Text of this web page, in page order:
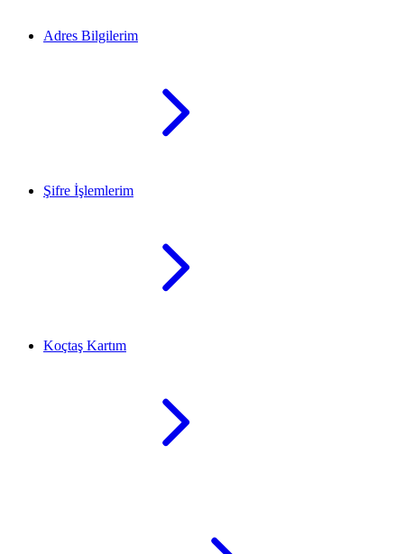
Adres Bilgilerim
Şifre İşlemlerim
Koçtaş Kartım